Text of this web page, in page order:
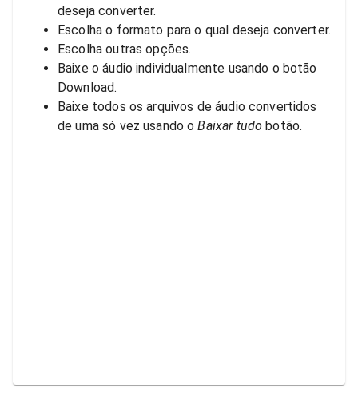
deseja converter.
Escolha o formato para o qual deseja converter.
Escolha outras opções.
Baixe o áudio individualmente usando o botão
Download.
Baixe todos os arquivos de áudio convertidos
de uma só vez usando o Baixar tudo botão.